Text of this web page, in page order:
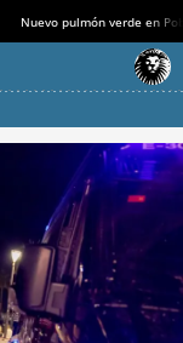
Nuevo pulmón verde en